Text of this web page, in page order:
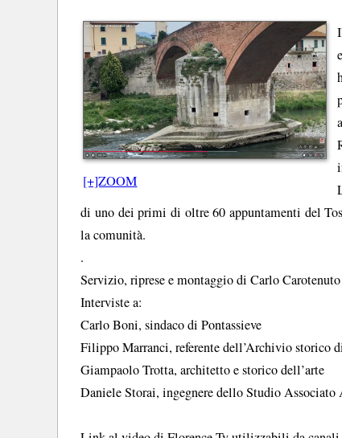
[+]ZOOM
di uno dei primi di oltre 60 appuntamenti del
la comunità.
.
Servizio, riprese e montaggio di Carlo Carotenuto
Interviste a:
Carlo Boni, sindaco di Pontassieve
Filippo Marranci, referente dell’Archivio storico
Giampaolo Trotta, architetto e storico dell’arte
Daniele Storai, ingegnere dello Studio Associato